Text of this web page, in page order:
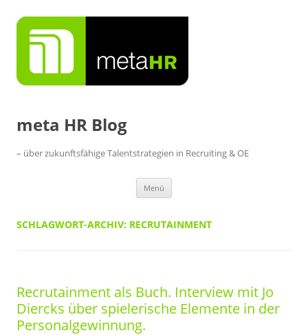
Inhalt
springen
meta HR Blog
– über zukunftsfähige Talentstrategien in Recruiting & OE
Menü
SCHLAGWORT-ARCHIV: RECRUTAINMENT
Recrutainment als Buch. Interview mit Jo
Diercks über spielerische Elemente in der
Personalgewinnung.